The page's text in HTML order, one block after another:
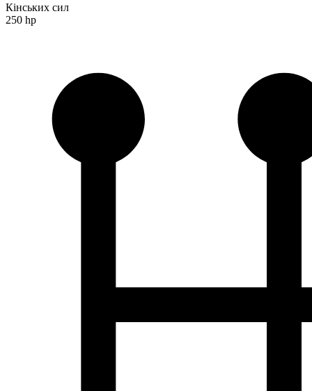
Кінських сил
250 hp